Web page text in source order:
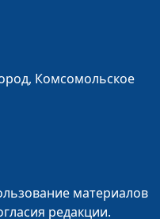
Комсомольское
материалов
редакции.